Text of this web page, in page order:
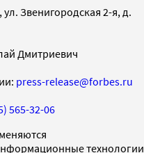
Звенигородская 2-я, д.
Дмитриевич
press-release@forbes.ru
565-32-06
технологии